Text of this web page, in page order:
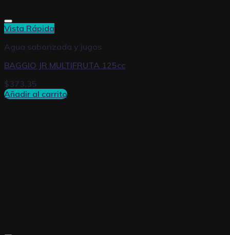
Vista Rápida
Agua saborizada y jugos
BAGGIO JR MULTIFRUTA 125cc
$373,35
Añadir al carrito